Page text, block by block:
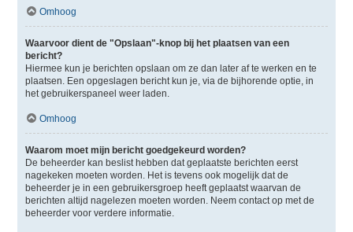
Omhoog
Waarvoor dient de "Opslaan"-knop bij het plaatsen van een
bericht?
Hiermee kun je berichten opslaan om ze dan later af te werken en te
plaatsen. Een opgeslagen bericht kun je, via de bijhorende optie, in
het gebruikerspaneel weer laden.
Omhoog
Waarom moet mijn bericht goedgekeurd worden?
De beheerder kan beslist hebben dat geplaatste berichten eerst
nagekeken moeten worden. Het is tevens ook mogelijk dat de
beheerder je in een gebruikersgroep heeft geplaatst waarvan de
berichten altijd nagelezen moeten worden. Neem contact op met de
beheerder voor verdere informatie.